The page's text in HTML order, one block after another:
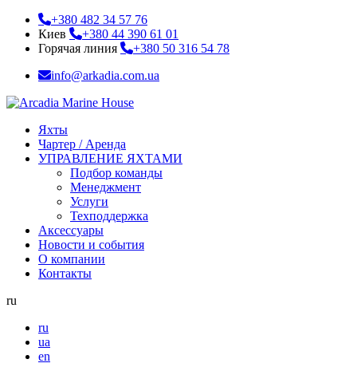
+380 482 34 57 76
Киев
+380 44 390 61 01
Горячая линия
+380 50 316 54 78
info@arkadia.com.ua
Яхты
Чартер / Аренда
УПРАВЛЕНИЕ ЯХТАМИ
Подбор команды
Менеджмент
Услуги
Техподдержка
Аксессуары
Новости и события
О компании
Контакты
ru
ru
ua
en